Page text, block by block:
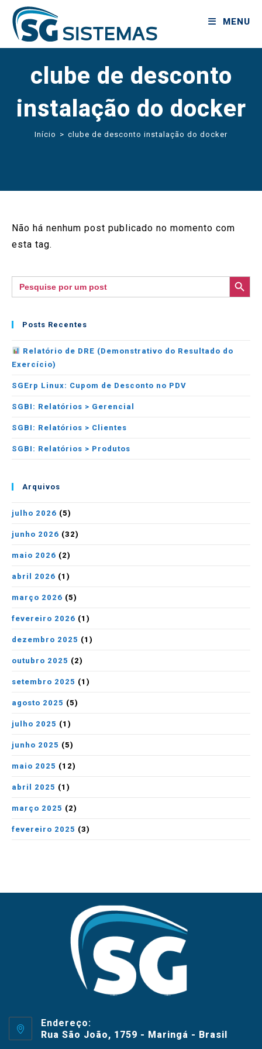
MENU
clube de desconto
instalação do docker
Início > clube de desconto instalação do docker
Não há nenhum post publicado no momento com
esta tag.
Search
for:
SEARCH BUTTON
Posts Recentes
Relatório de DRE (Demonstrativo do Resultado do
Exercício)
SGErp Linux: Cupom de Desconto no PDV
SGBI: Relatórios > Gerencial
SGBI: Relatórios > Clientes
SGBI: Relatórios > Produtos
Arquivos
julho 2026 (5)
junho 2026 (32)
maio 2026 (2)
abril 2026 (1)
março 2026 (5)
fevereiro 2026 (1)
dezembro 2025 (1)
outubro 2025 (2)
setembro 2025 (1)
agosto 2025 (5)
julho 2025 (1)
junho 2025 (5)
maio 2025 (12)
abril 2025 (1)
março 2025 (2)
fevereiro 2025 (3)
Endereço:
Rua São João, 1759 - Maringá - Brasil